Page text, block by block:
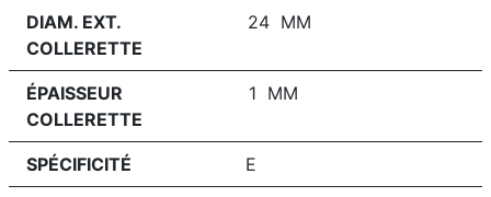
DIAM. EXT.
COLLERETTE
24 MM
ÉPAISSEUR
COLLERETTE
1 MM
SPÉCIFICITÉ E